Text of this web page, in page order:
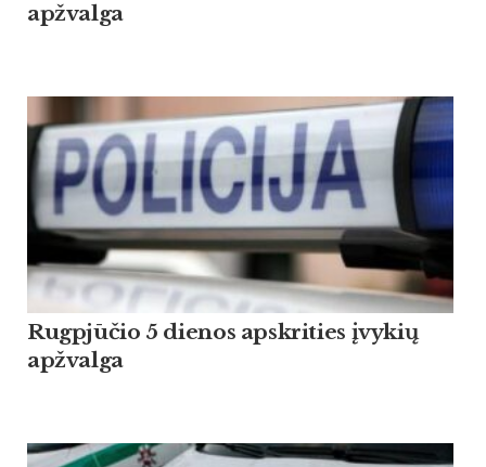
apžvalga
Rugpjūčio 5 dienos apskrities įvykių
apžvalga